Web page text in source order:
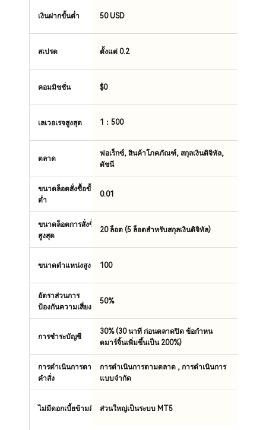
เงินฝากขั้นต่ำ
สเปรด
คอมมิชชั่น
เลเวอเรจสูงสุด
ตลาด
ขนาดล็อตสั่งซื้อขั้น
ต่ำ
ขนาดล็อตการสั่งซื้อ
สูงสุด
ขนาดตำแหน่งสูงสุด
อัตราส่วนการ
ป้องกันความเสี่ยง
การชำระบัญชี
การดำเนินการตาม
คำสั่ง
ไม่มีดอกเบี้ยข้ามคืน
50 USD
ตั้งแต่ 0.2
$0
1：500
ฟอเร็กซ์, สินค้าโภคภัณฑ์, สกุลเงินดิจิทัล,
ดัชนี
0.01
20 ล็อต (5 ล็อตสำหรับสกุลเงินดิจิทัล)
100
50%
30% (30 นาที ก่อนตลาดปิด ข้อกำหน
ดมาร์จิ้นเพิ่มขึ้นเป็น 200%)
การดำเนินการตามตลาด , การดำเนินการ
แบบจำกัด
ส่วนใหญ่เป็นระบบ MT5